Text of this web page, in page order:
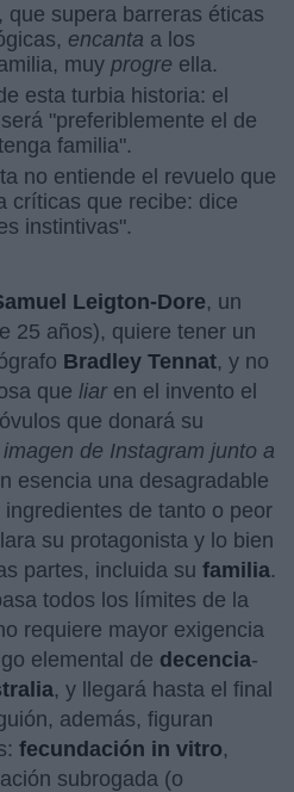
que supera barreras éticas
encanta a los
muy progre ella.
esta turbia historia: el
"preferiblemente el de
familia".
no entiende el revuelo que
críticas que recibe: dice
instintivas".
Leigton-Dore, un
25 años), quiere tener un
Bradley Tennat, y no
que liaren el invento el
que donará su
de Instagram junto a
esencia una desagradable
de tanto o peor
su protagonista y lo bien
partes, incluida su familia.
todos los límites de la
requiere mayor exigencia
elemental de decencia-
, y llegará hasta el final
además, figuran
fecundación in vitro,
subrogada (o